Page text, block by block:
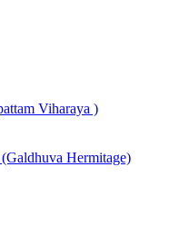
Viharaya )
(Galdhuva Hermitage)